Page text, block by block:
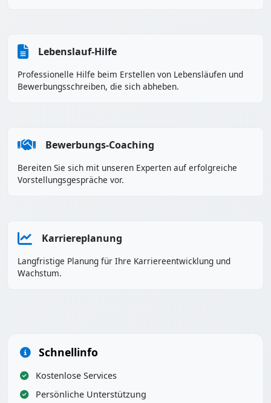
Lebenslauf-Hilfe
Professionelle Hilfe beim Erstellen von Lebensläufen und
Bewerbungsschreiben, die sich abheben.
Bewerbungs-Coaching
Bereiten Sie sich mit unseren Experten auf erfolgreiche
Vorstellungsgespräche vor.
Karriereplanung
Langfristige Planung für Ihre Karriereentwicklung und
Wachstum.
Schnellinfo
Kostenlose Services
Persönliche Unterstützung